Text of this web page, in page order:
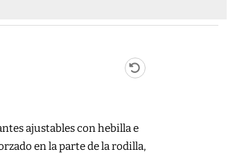
ajustables con hebilla e
en la parte de la rodilla,